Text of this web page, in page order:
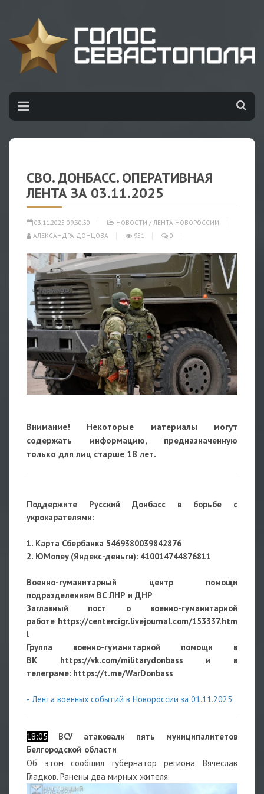
СВО. ДОНБАСС. ОПЕРАТИВНАЯ
ЛЕНТА ЗА 03.11.2025
03.11.2025 09:30:50 НОВОСТИ / ЛЕНТА НОВОРОССИИ
АЛЕКСАНДРА ДОНЦОВА
951 0
Внимание! Некоторые материалы могут
содержать информацию, предназначенную
только для лиц старше 18 лет.
Поддержите Русский Донбасс в борьбе с
укрокарателями:
1. Карта Сбербанка 5469380039842876
2. ЮMoney (Яндекс-деньги): 410014744876811
Военно-гуманитарный центр помощи
подразделениям ВС ЛНР и ДНР
Заглавный пост о военно-гуманитарной
работе https://centercigr.livejournal.com/153337.htm
l
Группа военно-гуманитарной помощи в
ВК https://vk.com/militarydonbass и в
телеграме: https://t.me/WarDonbass
- Лента военных событий в Новороссии за 01.11.2025
18:05
ВСУ атаковали пять муниципалитетов
Белгородской области
Об этом сообщил губернатор региона Вячеслав
Гладков. Ранены два мирных жителя.